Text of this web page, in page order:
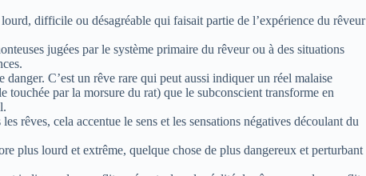
difficile ou désagréable qui faisait partie de l’expérience du rêveur
jugées par le système primaire du rêveur ou à des situations
danger. C’est un rêve rare qui peut aussi indiquer un réel malaise
touchée par la morsure du rat) que le subconscient transforme en
rêves, cela accentue le sens et les sensations négatives découlant du
plus lourd et extrême, quelque chose de plus dangereux et perturbant